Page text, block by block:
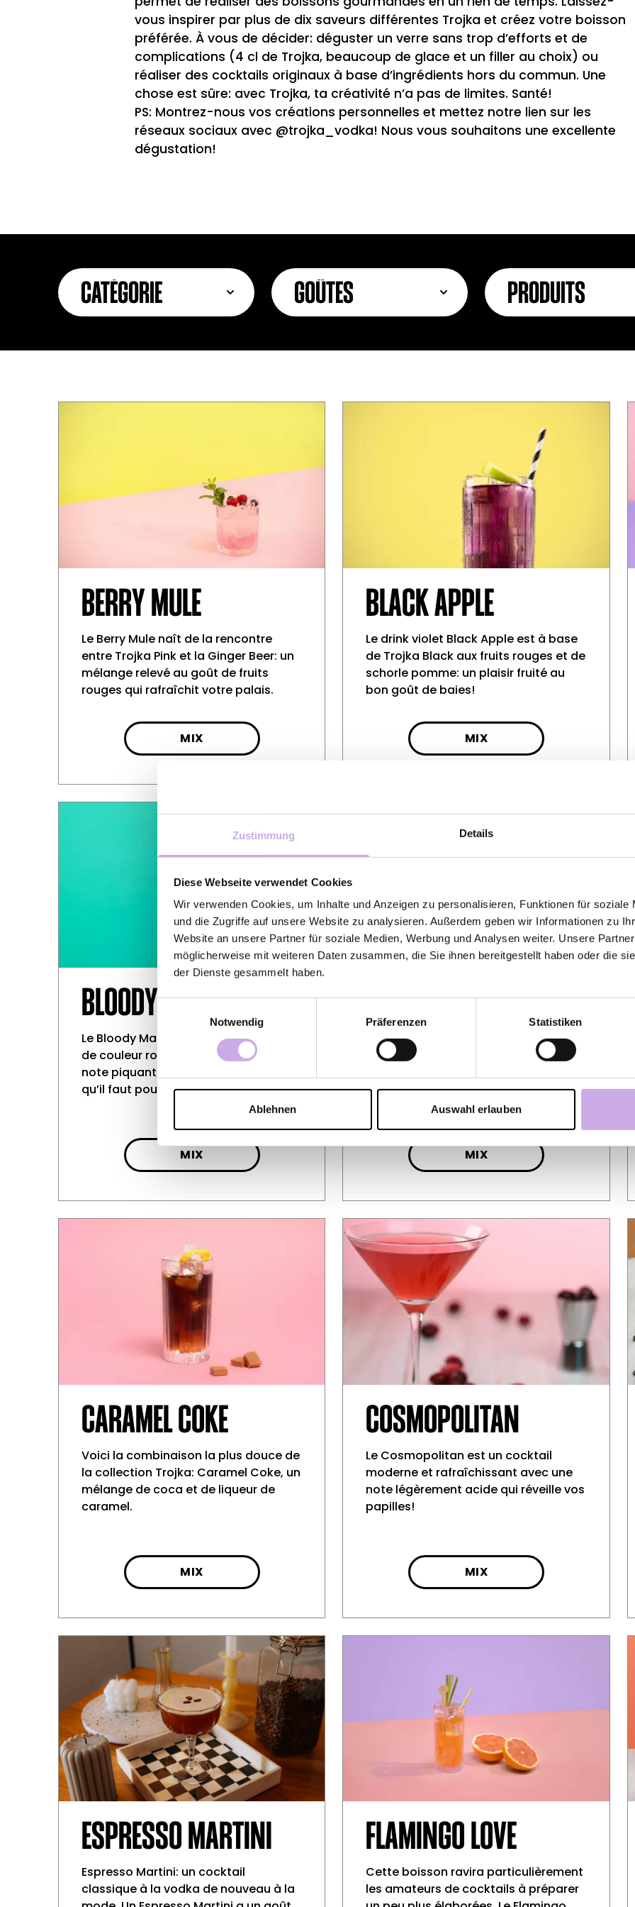
Zustimmung Details
Diese Webseite verwendet Cookies
Wir verwenden Cookies, um Inhalte und Anzeigen zu personalisieren, Funktionen für soziale
und die Zugriffe auf unsere Website zu analysieren. Außerdem geben wir Informationen zu
Website an unsere Partner für soziale Medien, Werbung und Analysen weiter. Unsere
möglicherweise mit weiteren Daten zusammen, die Sie ihnen bereitgestellt haben oder die
der Dienste gesammelt haben.
Notwendig
Präferenzen Statistiken
Ablehnen Auswahl erlauben
vous inspirer par plus de dix saveurs différentes Trojka et créez votre boisson
préférée. À vous de décider: déguster un verre sans trop d’efforts et de
complications (4 cl de Trojka, beaucoup de glace et un filler au choix) ou
réaliser des cocktails originaux à base d’ingrédients hors du commun. Une
chose est sûre: avec Trojka, ta créativité n’a pas de limites. Santé!
PS: Montrez-nous vos créations personnelles et mettez notre lien sur les
réseaux sociaux avec @trojka_vodka! Nous vous souhaitons une excellente
dégustation!
BERRY MULE
Le Berry Mule naît de la rencontre
entre Trojka Pink et la Ginger Beer: un
mélange relevé au goût de fruits
rouges qui rafraîchit votre palais.
MIX
BLACK APPLE
Le drink violet Black Apple est à base
de Trojka Black aux fruits rouges et de
schorle pomme: un plaisir fruité au
bon goût de baies!
MIX
BLOODY MARY
Le Bloody Mary est un cocktail épicé
de couleur rouge sang qui déploie une
note piquante et enflammée: tout ce
qu’il faut pour un effet extraordinaire.
MIX
BLUE LAGOON
La couleur est ici de mise! Le Blue
Lagoon n’a pas seulement le goût de
l'apparence.
MIX
CARAMEL COKE
Voici la combinaison la plus douce de
la collection Trojka: Caramel Coke, un
mélange de coca et de liqueur de
caramel.
MIX
COSMOPOLITAN
Le Cosmopolitan est un cocktail
moderne et rafraîchissant avec une
note légèrement acide qui réveille vos
papilles!
MIX
ESPRESSO MARTINI
Espresso Martini: un cocktail
classique à la vodka de nouveau à la
FLAMINGO LOVE
Cette boisson ravira particulièrement
les amateurs de cocktails à préparer